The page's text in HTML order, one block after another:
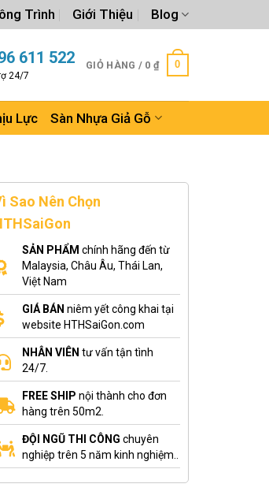
Trình Giới Thiệu Blog
611 522
24/7
GIỎ HÀNG / 0 ₫ 0
Lực Sàn Nhựa Giả Gỗ
Sao Nên Chọn
SẢN PHẨM chính hãng đến từ
Malaysia, Châu Âu, Thái Lan,
Việt Nam
GIÁ BÁN niêm yết công khai tại
website HTHSaiGon.com
NHÂN VIÊN tư vấn tận tình
24/7.
FREE SHIP nội thành cho đơn
hàng trên 50m2.
ĐỘI NGŨ THI CÔNG chuyên
nghiệp trên 5 năm kinh nghiệm..